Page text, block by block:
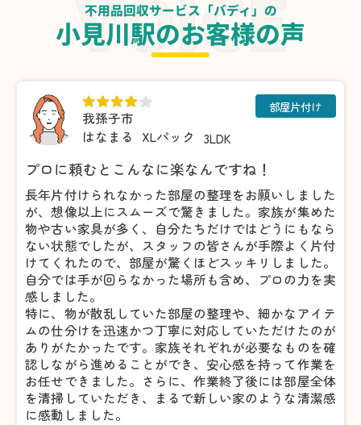
不用品回収サービス「バディ」の
小見川駅のお客様の声
我孫子市
はなまる
XLパック 3LDK
部屋片付け
プロに頼むとこんなに楽なんですね！
長年片付けられなかった部屋の整理をお願いしました
が、想像以上にスムーズで驚きました。家族が集めた
物や古い家具が多く、自分たちだけではどうにもなら
ない状態でしたが、スタッフの皆さんが手際よく片付
けてくれたので、部屋が驚くほどスッキリしました。
自分では手が回らなかった場所も含め、プロの力を実
感しました。
特に、物が散乱していた部屋の整理や、細かなアイテ
ムの仕分けを迅速かつ丁寧に対応していただけたのが
ありがたかったです。家族それぞれが必要なものを確
認しながら進めることができ、安心感を持って作業を
お任せできました。さらに、作業終了後には部屋全体
を清掃していただき、まるで新しい家のような清潔感
に感動しました。